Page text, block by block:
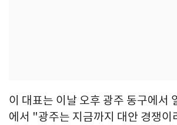
이 대표는 이날 오후 광주 동구에서
에서 "광주는 지금까지 대안 경쟁이